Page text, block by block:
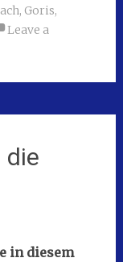
, Goris,
Leave a
die
in diesem